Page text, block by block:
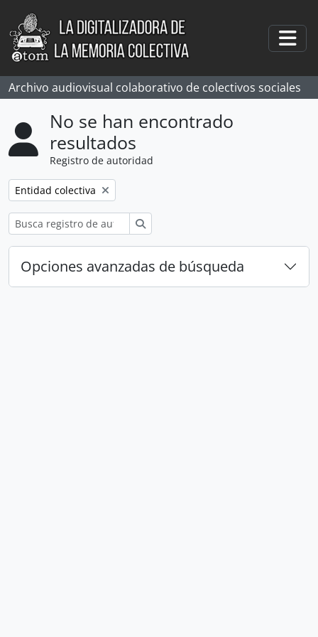
Skip to main content
Archivo audiovisual colaborativo de colectivos sociales
No se han encontrado
resultados
Registro de autoridad
Remove filter:
Entidad colectiva
Opciones avanzadas de búsqueda